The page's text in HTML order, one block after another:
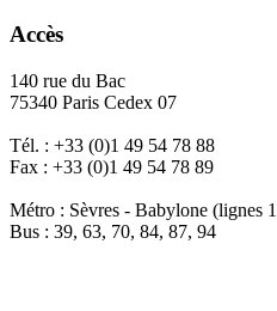
Accès
140 rue du Bac
75340 Paris Cedex 07
Tél. : +33 (0)1 49 54 78 88
Fax : +33 (0)1 49 54 78 89
Métro : Sèvres - Babylone (lignes
Bus : 39, 63, 70, 84, 87, 94